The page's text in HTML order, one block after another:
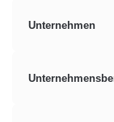
Unternehmen